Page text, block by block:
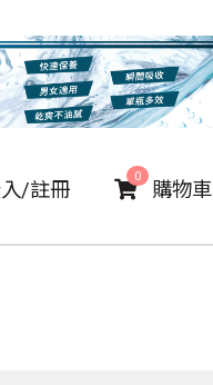
/註冊 購物車
0